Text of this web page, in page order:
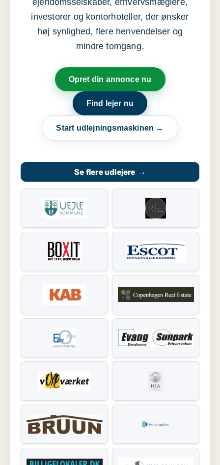
ejendomsselskaber, erhvervsmæglere,
investorer og kontorhoteller, der ønsker
høj synlighed, flere henvendelser og
mindre tomgang.
Opret din annonce nu
Find lejer nu
Start udlejningsmaskinen →
Se flere udlejere →